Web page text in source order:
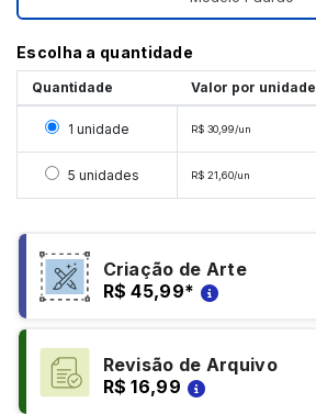
Escolha a quantidade
Quantidade Valor por unidade
Selecionar 1 unidade
1 unidade R$ 30,99/un
Selecionar 5 unidades
5 unidades R$ 21,60/un
Criação de Arte
R$ 45,99*
Revisão de Arquivo
R$ 16,99